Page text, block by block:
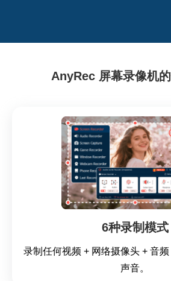
AnyRec 屏幕录像机
6种录制模式
录制任何视频 + 网络摄像头 + 音
声音。